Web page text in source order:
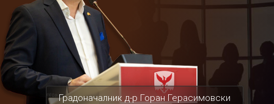
Градоначалник д-р Горан Герасимовски